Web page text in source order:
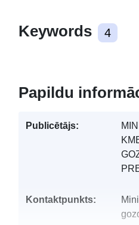
Keywords 4
Papildu
Publicētājs:
Kontaktpunkts: